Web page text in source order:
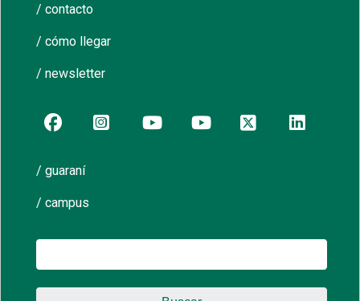
/ contacto
/ cómo llegar
/ newsletter
/ guaraní
/ campus
Buscar: